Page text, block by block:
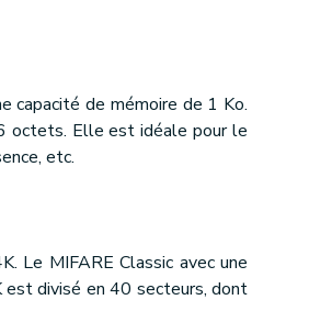
capacité de mémoire de 1 Ko.
octets. Elle est idéale pour le
etc.
Le MIFARE Classic avec une
est divisé en 40 secteurs, dont